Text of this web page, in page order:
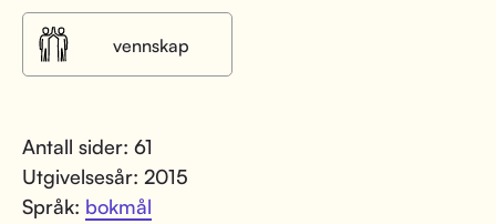
vennskap
Antall sider: 61
Utgivelsesår: 2015
Språk: bokmål